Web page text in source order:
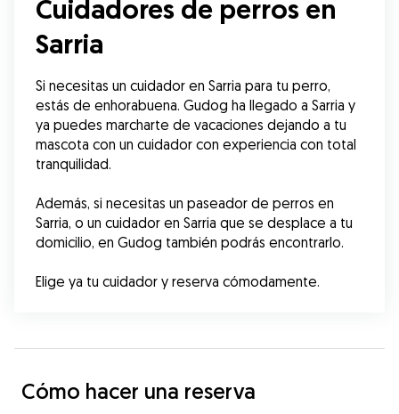
Cuidadores de perros en
Sarria
Si necesitas un cuidador en Sarria para tu perro,
estás de enhorabuena. Gudog ha llegado a Sarria y
ya puedes marcharte de vacaciones dejando a tu
mascota con un cuidador con experiencia con total
tranquilidad.
Además, si necesitas un paseador de perros en
Sarria, o un cuidador en Sarria que se desplace a tu
domicilio, en Gudog también podrás encontrarlo.
Elige ya tu cuidador y reserva cómodamente.
Cómo hacer una reserva